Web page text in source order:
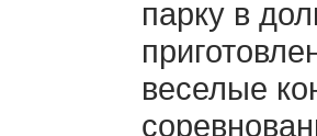
парку в
веселые